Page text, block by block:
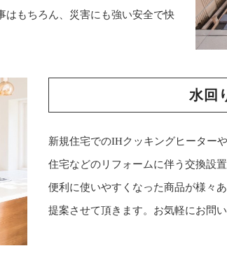
はもちろん、災害にも強い安全で快
水回
新規住宅でのIHクッキングヒーター
住宅などのリフォームに伴う交換設
便利に使いやすくなった商品が様々
提案させて頂きます。お気軽にお問